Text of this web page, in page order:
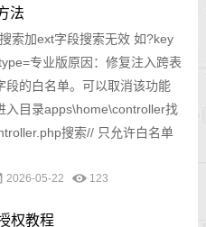
法
索加ext字段搜索无效 如?key
专业版原因：修复注入跨表
段的白名单。可以取消该功能
入目录apps\home\controller找
搜索// 只允许白名单
2026-05-22 123
权教程